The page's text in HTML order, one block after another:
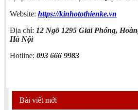
Website: https://kinhotothienke.vn
Địa chỉ: 12 Ngõ 1295 Giải Phóng,
Hà Nội
Hotline: 093 666 9983
Bài viết mới